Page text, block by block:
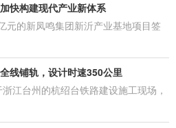
快构建现代产业新体系
元的新凤鸣集团新沂产业基地项目签
线铺轨，设计时速350公里
江台州的杭绍台铁路建设施工现场，